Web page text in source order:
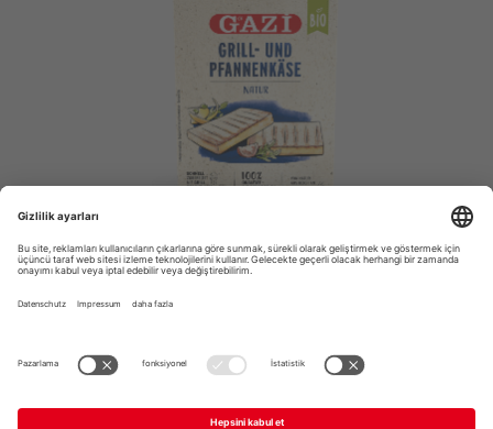
BIO GRILL- UND PFANNENKÄSE
Şimdi keşfedin